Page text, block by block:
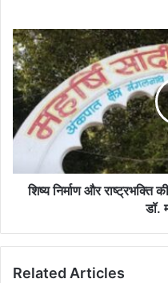
शिष्य
निर्माण
और
राष्ट्रभक्ति
की
अद्वितीय
मिसाल
आचार्य
सांदीपनि-
शिष्य निर्माण और राष्ट्रभक्ति
डॉ.
Related Articles